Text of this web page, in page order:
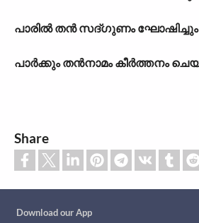
പാരിൽ തൻ സദ്ഗുണം
പാർക്കും തൻനാമം കീർത്തനം
Share
Download our App